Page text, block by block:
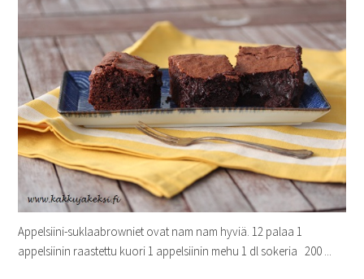
Appelsiini-suklaabrowniet ovat nam nam hyviä. 12 palaa 1
appelsiinin raastettu kuori 1 appelsiinin mehu 1 dl sokeria 200 ...